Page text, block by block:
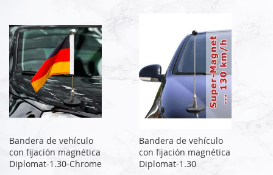
Bandera de vehículo
con fijación magnética
Diplomat-1.30-Chrome
Bandera de vehículo
con fijación magnética
Diplomat-1.30